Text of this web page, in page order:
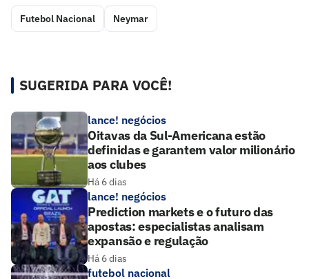
Futebol Nacional Neymar
SUGERIDA PARA VOCÊ!
lance! negócios
Oitavas da Sul-Americana estão
definidas e garantem valor milionário
aos clubes
Há 6 dias
lance! negócios
Prediction markets e o futuro das
apostas: especialistas analisam
expansão e regulação
Há 6 dias
futebol nacional